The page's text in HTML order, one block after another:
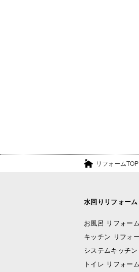
リフォームTOP
水回りリフォーム
お風呂 リフォーム
キッチン リフォ
システムキッチ
トイレ リフォーム